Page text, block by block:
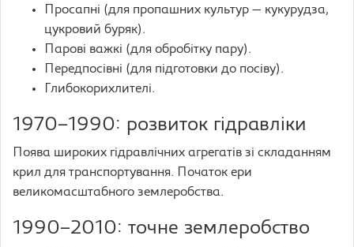
Просапні (для пропашних культур — кукурудза,
цукровий буряк).
Парові важкі (для обробітку пару).
Передпосівні (для підготовки до посіву).
Глибокорихлителі.
1970–1990: розвиток гідравліки
Поява широких гідравлічних агрегатів зі складанням
крил для транспортування. Початок ери
великомасштабного землеробства.
1990–2010: точне землеробство